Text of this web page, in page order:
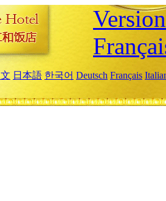
日本語 한국어 Deutsch Français